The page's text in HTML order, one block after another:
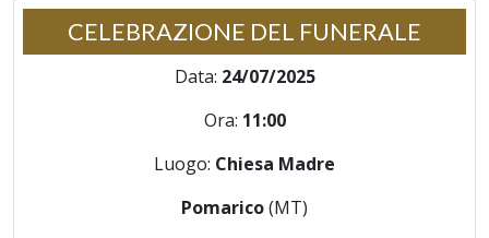
CELEBRAZIONE DEL FUNERALE
Data: 24/07/2025
Ora: 11:00
Luogo: Chiesa Madre
Pomarico(MT)